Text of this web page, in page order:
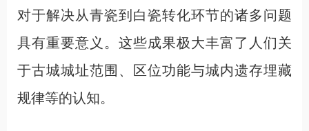
对于解决从青瓷到白瓷转化环节的诸多问题
具有重要意义。这些成果极大丰富了人们关
于古城城址范围、区位功能与城内遗存埋藏
规律等的认知。